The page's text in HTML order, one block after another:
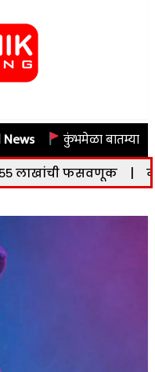
कुंभमेळा बातम्या
फसवणूक | नाशिक: झेड